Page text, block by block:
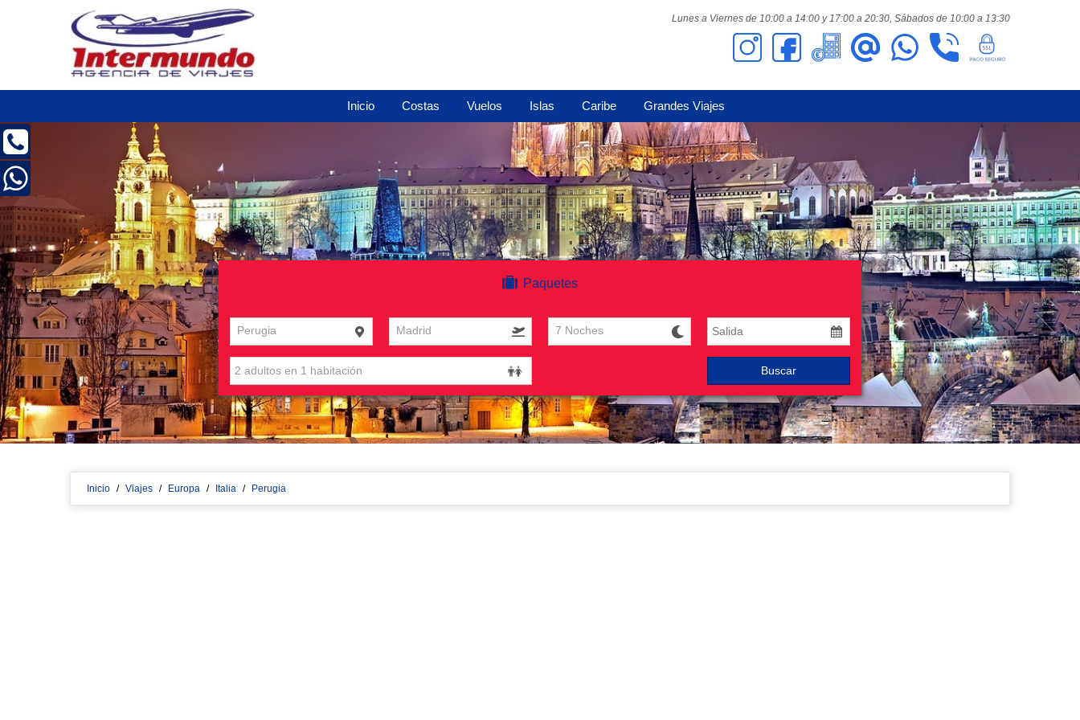
Lunes a Viernes de 10:00 a 14:00 y 17:00 a 20:30, Sábados de 10:00 a 13:30
Inicio Costas Vuelos Islas Caribe Grandes Viajes
Paquetes
Perugia Madrid 7 Noches
Buscar
Inicio / Viajes / Europa / Italia / Perugia